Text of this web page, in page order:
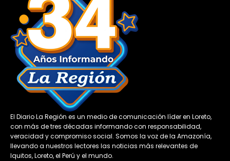
El Diario La Región es un medio de comunicación líder en Loreto,
con más de tres décadas informando con responsabilidad,
veracidad y compromiso social. Somos la voz de la Amazonía,
llevando a nuestros lectores las noticias más relevantes de
Iquitos, Loreto, el Perú y el mundo.